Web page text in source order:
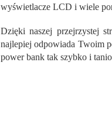
wyświetlacze LCD i wiele
Dzięki naszej przejrzystej
najlepiej odpowiada Twoim
power bank tak szybko i